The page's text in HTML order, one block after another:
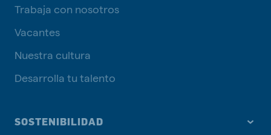
Trabaja con nosotros
Vacantes
Nuestra cultura
Desarrolla tu talento
SOSTENIBILIDAD